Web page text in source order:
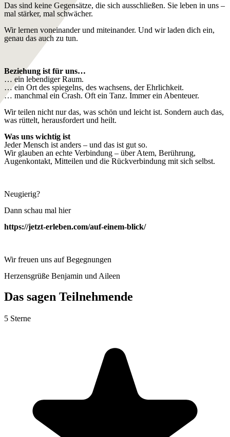
Das sind keine Gegensätze, die sich ausschließen. Sie leben in uns –
mal stärker, mal schwächer.
Wir lernen voneinander und miteinander. Und wir laden dich ein,
genau das auch zu tun.
Beziehung ist für uns…
… ein lebendiger Raum.
… ein Ort des spiegelns, des wachsens, der Ehrlichkeit.
… manchmal ein Crash. Oft ein Tanz. Immer ein Abenteuer.
Wir teilen nicht nur das, was schön und leicht ist. Sondern auch das,
was rüttelt, herausfordert und heilt.
Was uns wichtig ist
Jeder Mensch ist anders – und das ist gut so.
Wir glauben an echte Verbindung – über Atem, Berührung,
Augenkontakt, Mitteilen und die Rückverbindung mit sich selbst.
Neugierig?
Dann schau mal hier
https://jetzt-erleben.com/auf-einem-blick/
Wir freuen uns auf Begegnungen
Herzensgrüße Benjamin und Aileen
Das sagen Teilnehmende
5 Sterne